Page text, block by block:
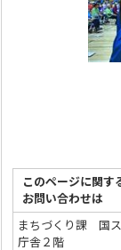
このページに関す
お問い合わせは
まちづくり課 国
庁舎２階